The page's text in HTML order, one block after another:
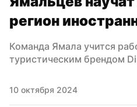
регион
Команда Ямала учится
туристическим брендом
10 октября 2024